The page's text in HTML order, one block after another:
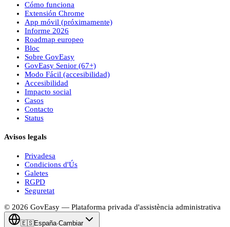
Cómo funciona
Extensión Chrome
App móvil (próximamente)
Informe 2026
Roadmap europeo
Bloc
Sobre GovEasy
GovEasy Senior (67+)
Modo Fácil (accesibilidad)
Accesibilidad
Impacto social
Casos
Contacto
Status
Avisos legals
Privadesa
Condicions d'Ús
Galetes
RGPD
Seguretat
© 2026 GovEasy — Plataforma privada d'assistència administrativa
🇪🇸España·Cambiar